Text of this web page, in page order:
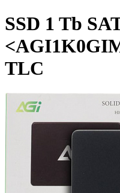
SSD 1 Tb
TLC